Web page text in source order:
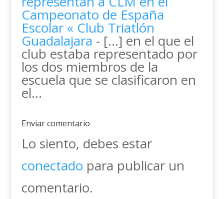
Campeonato de España
Escolar « Club Triatlón
Guadalajara - [...] en el que el
club estaba representado por
los dos miembros de la
escuela que se clasificaron en
el…
Enviar comentario
Lo siento, debes estar
conectado para publicar un
comentario.